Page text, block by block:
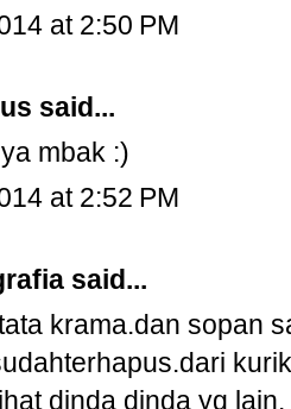
at 2:50 PM
said...
mbak :)
at 2:52 PM
said...
krama.dan sopan
dinda dinda yg lain.